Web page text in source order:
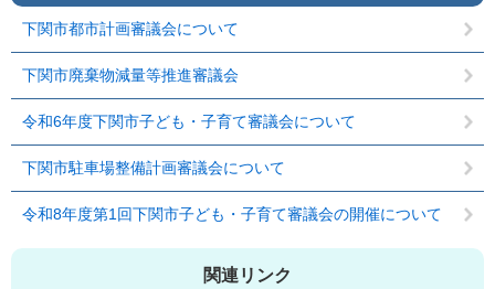
下関市都市計画審議会について
下関市廃棄物減量等推進審議会
令和6年度下関市子ども・子育て審議会について
下関市駐車場整備計画審議会について
令和8年度第1回下関市子ども・子育て審議会の開催について
関連リンク